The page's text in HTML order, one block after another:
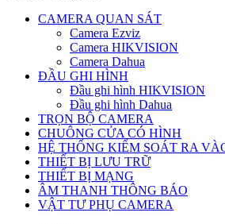
CAMERA QUAN SÁT
Camera Ezviz
Camera HIKVISION
Camera Dahua
ĐẦU GHI HÌNH
Đầu ghi hình HIKVISION
Đầu ghi hình Dahua
TRỌN BỘ CAMERA
CHUÔNG CỬA CÓ HÌNH
HỆ THỐNG KIỂM SOÁT RA
THIẾT BỊ LƯU TRỮ
THIẾT BỊ MẠNG
ÂM THANH THÔNG BÁO
VẬT TƯ PHỤ CAMERA